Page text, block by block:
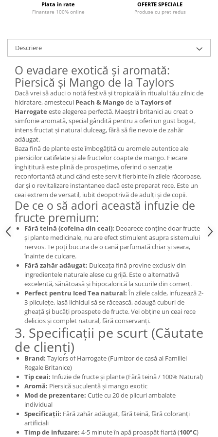
Plata in rate
Finantare 100% online
OFERTE SPECIALE
Produse cu pret redus
Descriere
O evadare exotică și aromată:
Piersică și Mango de la Taylors
Dacă vrei să aduci o notă festivă și tropicală în ritualul tău zilnic de
hidratare, amestecul Peach & Mangode laTaylors of
Harrogate este alegerea perfectă. Maeștrii britanici au creat o
simfonie aromată, special gândită pentru a oferi un gust bogat,
intens fructat și natural dulceag, fără să fie nevoie de zahăr
adăugat.
Baza fină de plante este îmbogățită cu aromele autentice ale
piersicilor catifelate și ale fructelor coapte de mango. Fiecare
înghițitură este plină de prospețime, oferind o senzație
reconfortantă atunci când este servit fierbinte în zilele răcoroase,
dar și o revitalizare instantanee dacă este preparat rece. Este un
ceai extrem de versatil, iubit deopotrivă de adulți și de copii.
De ce o să adori această infuzie de
fructe premium:
Fără teină (cofeina din ceai): Deoarece conține doar fructe
și plante medicinale, nu are efect stimulent asupra sistemului
nervos. Te poți bucura de o cană parfumată chiar și seara,
înainte de culcare.
Fără zahăr adăugat: Dulceața fină provine exclusiv din
ingredientele naturale alese cu grijă. Este o alternativă
excelentă, sănătoasă și hipocalorică la sucurile din comerț.
Perfect pentru Iced Tea natural: În zilele calde, infuzează 2-
3 pliculețe, lasă lichidul să se răcească, adaugă cuburi de
gheață și bucăți proaspete de fructe. Vei obține un ceai rece
delicios și complet natural, fără conservanți.
3. Specificații pe scurt (Căutate
de clienți)
Brand: Taylors of Harrogate (Furnizor de casă al Familiei
Regale Britanice)
Tip ceai: Infuzie de fructe și plante (Fără teină / 100% Natural)
Aromă: Piersică suculentă și mango exotic
Mod de prezentare: Cutie cu 20 de plicuri ambalate
individual
Specificații: Fără zahăr adăugat, fără teină, fără coloranți
artificiali
Timp de infuzare: 4-5 minute în apă proaspăt fiartă (100°C)